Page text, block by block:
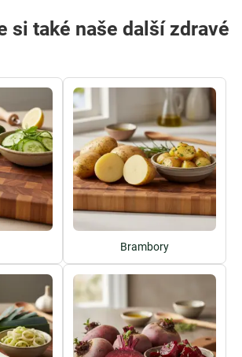
si také naše další zdravé
Brambory